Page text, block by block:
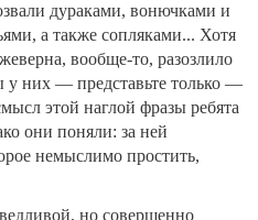
дураками, вонючками и
а также сопляками... Хотя
вообще-то, разозлило
у них — представьте только —
этой наглой фразы ребята
они поняли: за ней
немыслимо простить,
но совершенно